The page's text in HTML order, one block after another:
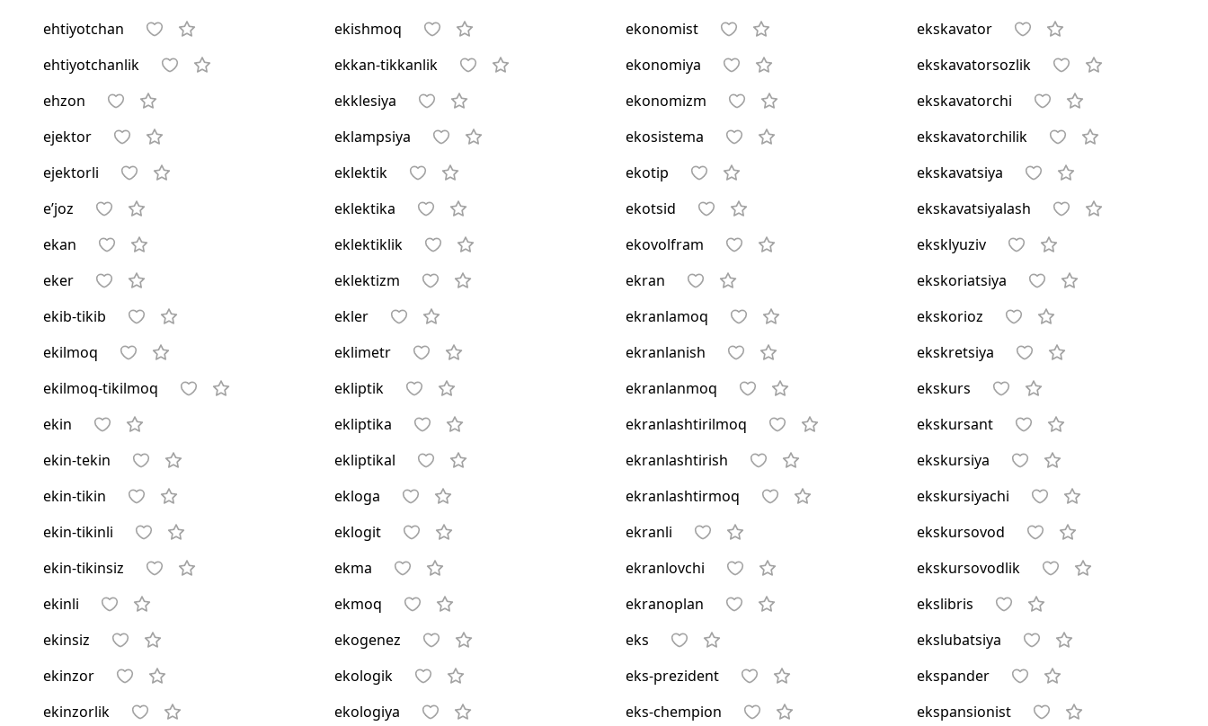
ehtiyotchan
ehtiyotchanlik
ehzon
ejektor
ejektorli
e’joz
ekan
eker
ekib-tikib
ekilmoq
ekilmoq-tikilmoq
ekin
ekin-tekin
ekin-tikin
ekin-tikinli
ekin-tikinsiz
ekinli
ekinsiz
ekinzor
ekinzorlik
ekishmoq
ekkan-tikkanlik
ekklesiya
eklampsiya
eklektik
eklektika
eklektiklik
eklektizm
ekler
eklimetr
ekliptik
ekliptika
ekliptikal
ekloga
eklogit
ekma
ekmoq
ekogenez
ekologik
ekologiya
ekonomist
ekonomiya
ekonomizm
ekosistema
ekotip
ekotsid
ekovolfram
ekran
ekranlamoq
ekranlanish
ekranlanmoq
ekranlashtirilmoq
ekranlashtirish
ekranlashtirmoq
ekranli
ekranlovchi
ekranoplan
eks
eks-prezident
eks-chempion
ekskavator
ekskavatorsozlik
ekskavatorchi
ekskavatorchilik
ekskavatsiya
ekskavatsiyalash
eksklyuziv
ekskoriatsiya
ekskorioz
ekskretsiya
ekskurs
ekskursant
ekskursiya
ekskursiyachi
ekskursovod
ekskursovodlik
ekslibris
ekslubatsiya
ekspander
ekspansionist